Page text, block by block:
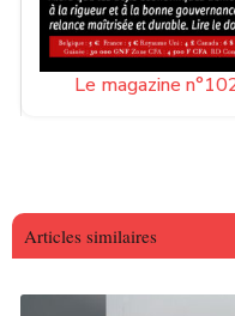
Le magazine
Articles similaires